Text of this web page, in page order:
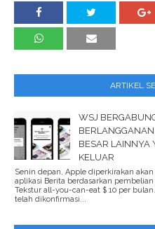
ARTIKEL
WSJ
BESAR LAINNYA
KELUAR
Senin depan, Apple diperkirakan
aplikasi Berita berdasarkan
Tekstur all-you-can-eat $ 10 per
telah dikonfirmasi...